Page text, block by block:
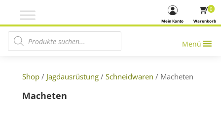
Warenkorb
0
Mein Konto
Products search
Menü
Shop/ Jagdausrüstung/ Schneidwaren / Macheten
Macheten